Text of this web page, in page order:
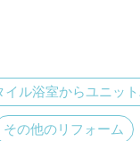
イル浴室からユニッ
その他のリフォーム